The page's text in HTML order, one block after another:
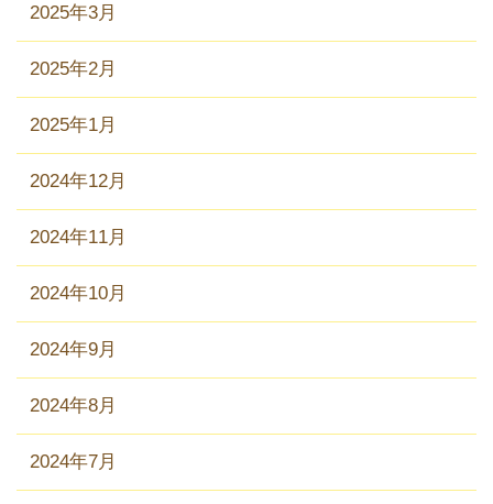
2025年3月
2025年2月
2025年1月
2024年12月
2024年11月
2024年10月
2024年9月
2024年8月
2024年7月